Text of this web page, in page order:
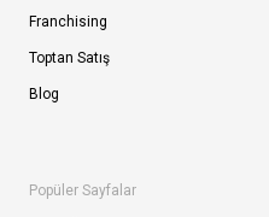
Franchising
Toptan Satış
Blog
Popüler Sayfalar